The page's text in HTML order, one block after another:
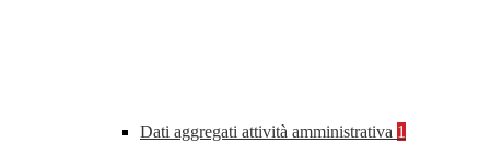
Dati aggregati attività amministrativa 1